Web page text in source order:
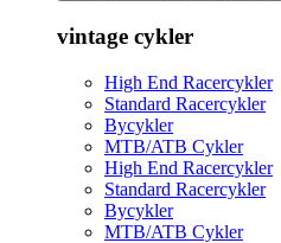
vintage cykler
High End Racercykler
Standard Racercykler
Bycykler
MTB/ATB Cykler
High End Racercykler
Standard Racercykler
Bycykler
MTB/ATB Cykler